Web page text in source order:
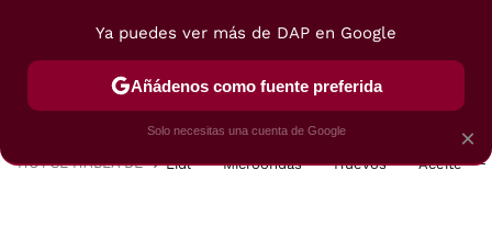
POSTRES VIAJES SELECCIÓN VEGUI
HOY SE HABLA DE Lidl Microondas Huevos Aceite
×
Ya puedes ver más de DAP en Google
Añádenos como fuente preferida
Solo necesitas una cuenta de Google